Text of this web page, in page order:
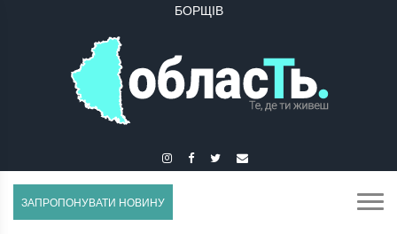
БУЧАЧ
ЗАПРОПОНУВАТИ НОВИНУ